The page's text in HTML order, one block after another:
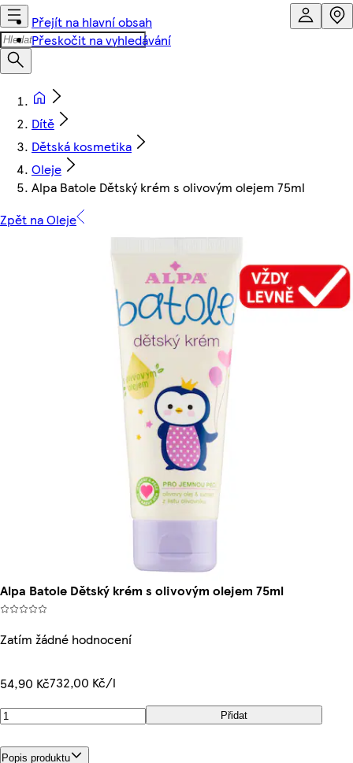
Přejít na hlavní obsah
Přeskočit na vyhledávání
Dítě
Dětská kosmetika
Oleje
Alpa Batole Dětský krém s olivovým olejem 75ml
Zpět na Oleje
Alpa Batole Dětský krém s olivovým olejem 75ml
Zatím žádné hodnocení
54,90 Kč732,00 Kč/l
Přidat
Popis produktu